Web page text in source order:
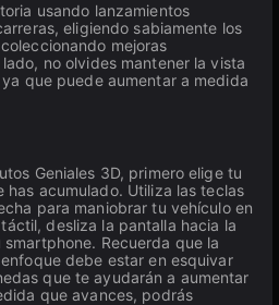
usando lanzamientos
eligiendo sabiamente los
mejoras
no olvides mantener la vista
que puede aumentar a medida
Geniales 3D, primero elige tu
acumulado. Utiliza las teclas
para maniobrar tu vehículo en
desliza la pantalla hacia la
Recuerda que la
debe estar en esquivar
que te ayudarán a aumentar
que avances, podrás